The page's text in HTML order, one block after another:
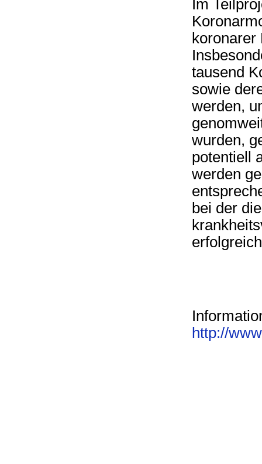
Im
tausend
sowie
werden,
wurden,
potentiell
werden
bei der
http://